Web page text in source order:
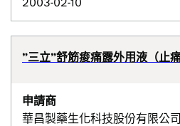
”三立”舒筋痠痛露外用液（止
申請商
華昌製藥生化科技股份有限公司